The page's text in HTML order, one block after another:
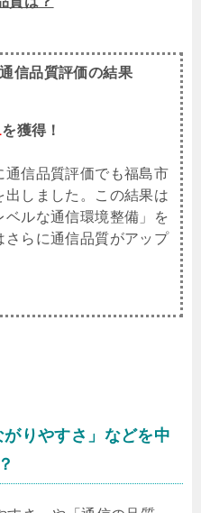
信品質評価の結果
を獲得！
通信品質評価でも福島市
しました。この結果は
ルな通信環境整備」を
らに通信品質がアップ
がりやすさ」などを中